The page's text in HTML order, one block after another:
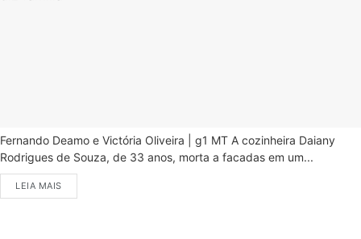
Fernando Deamo e Victória Oliveira | g1 MT A cozinheira Daiany
Rodrigues de Souza, de 33 anos, morta a facadas em um...
LEIA MAIS